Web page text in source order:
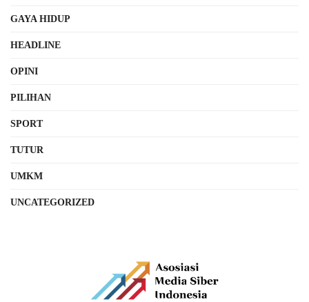
GAYA HIDUP
HEADLINE
OPINI
PILIHAN
SPORT
TUTUR
UMKM
UNCATEGORIZED